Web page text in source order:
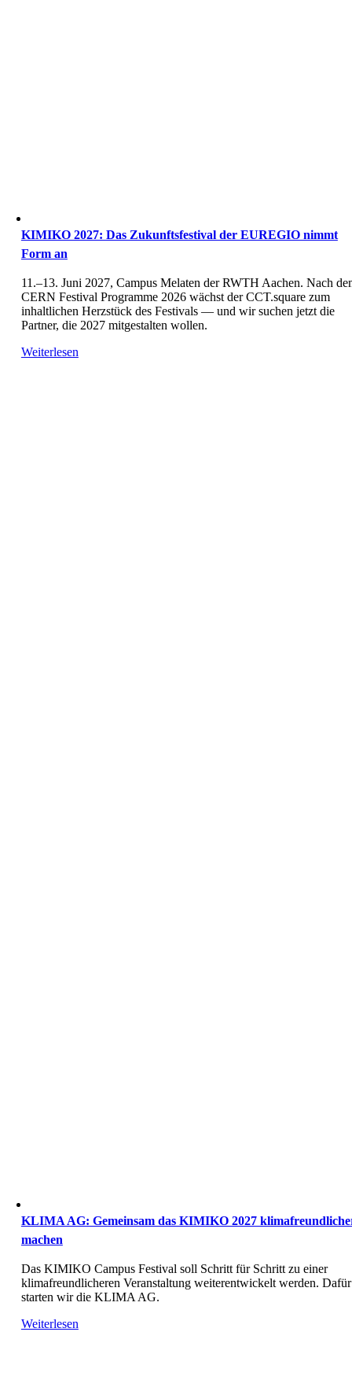
KIMIKO 2027: Das Zukunftsfestival der EUREGIO nimmt
Form an
11.–13. Juni 2027, Campus Melaten der RWTH Aachen. Nach
CERN Festival Programme 2026 wächst der CCT.square zum
inhaltlichen Herzstück des Festivals — und wir suchen jetzt die
Partner, die 2027 mitgestalten wollen.
Weiterlesen
KLIMA AG: Gemeinsam das KIMIKO 2027
machen
Das KIMIKO Campus Festival soll Schritt für Schritt zu einer
klimafreundlicheren Veranstaltung weiterentwickelt werden. Dafür
starten wir die KLIMA AG.
Weiterlesen